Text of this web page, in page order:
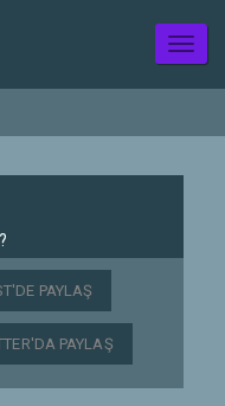
PAYLAŞ
PAYLAŞ